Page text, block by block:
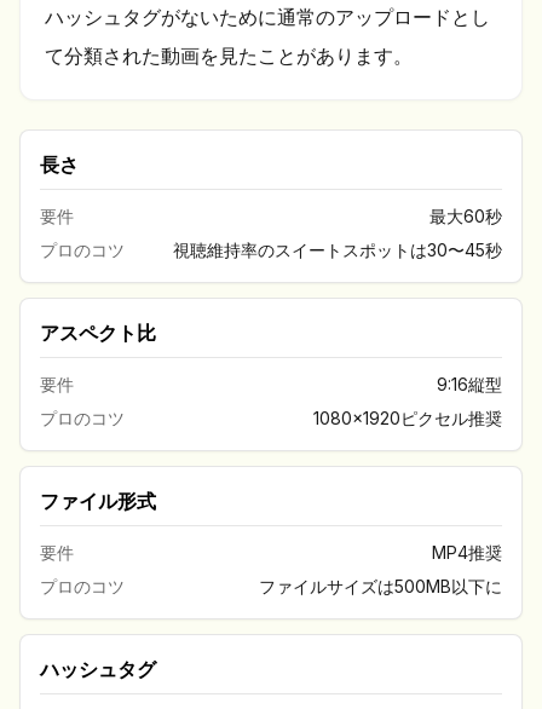
ハッシュタグがないために通常のアップロードとし
て分類された動画を見たことがあります。
長さ
要件
最大60秒
プロのコツ
視聴維持率のスイートスポットは30〜45秒
アスペクト比
要件
9:16縦型
プロのコツ
1080x1920ピクセル推奨
ファイル形式
要件
MP4推奨
プロのコツ
ファイルサイズは500MB以下に
ハッシュタグ